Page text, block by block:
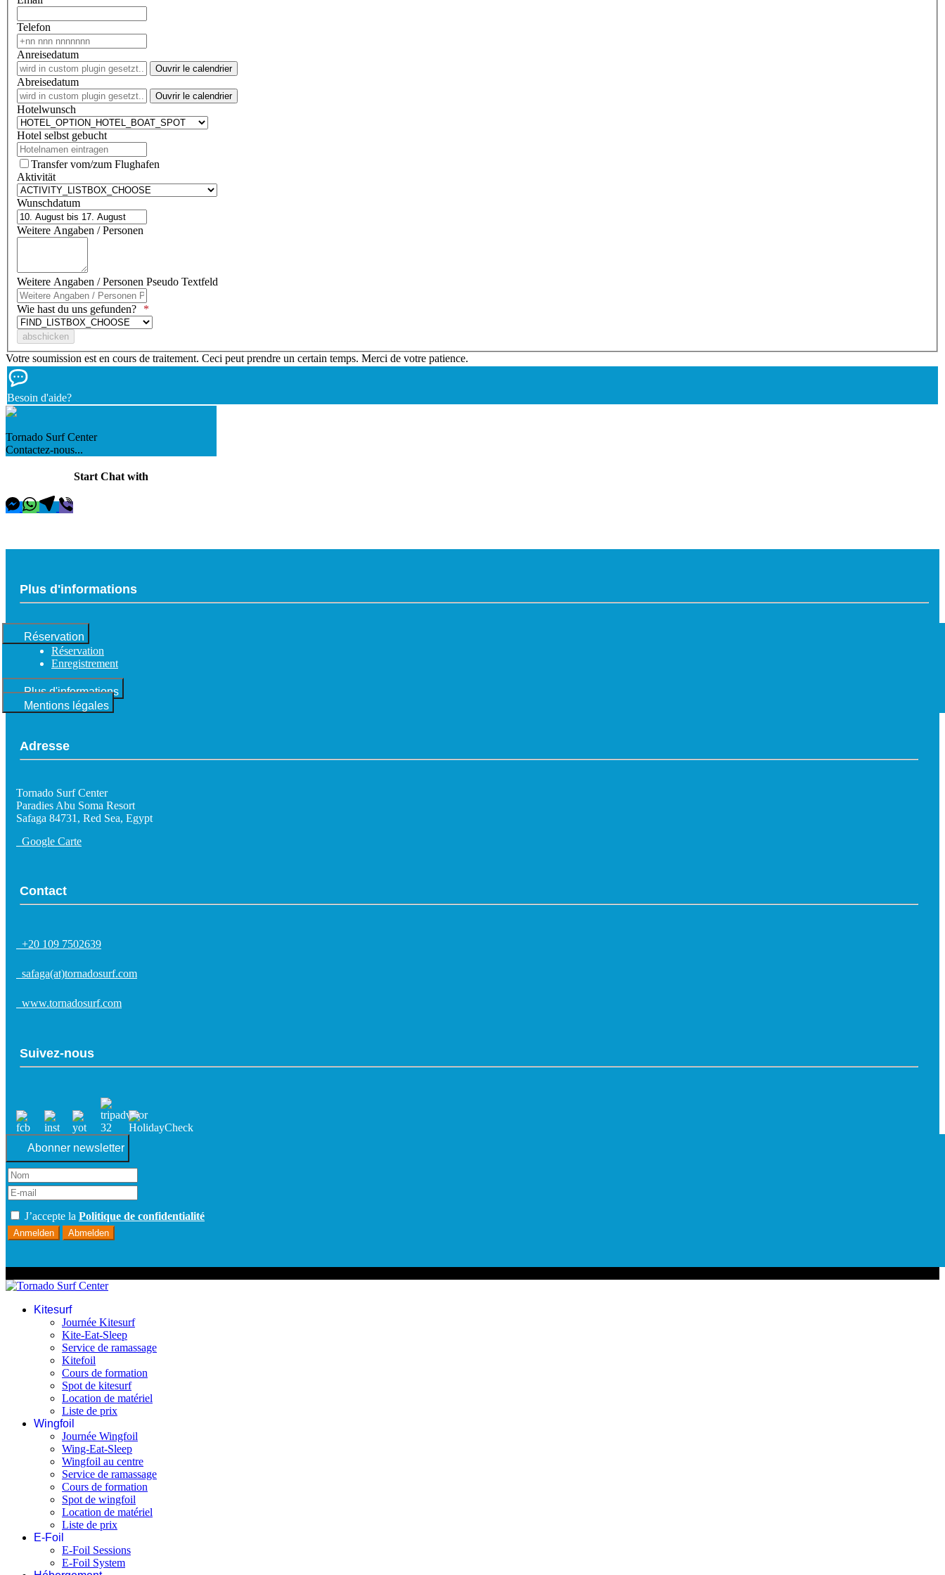
Telefon
Anreisedatum
Ouvrir le calendrier
Abreisedatum
Ouvrir le calendrier
Hotelwunsch
Hotel selbst gebucht
Transfer vom/zum Flughafen
Aktivität
Wunschdatum
Weitere Angaben / Personen
Weitere Angaben / Personen Pseudo Textfeld
Wie hast du uns gefunden?
Votre soumission est en cours de traitement. Ceci peut prendre un certain temps. Merci de votre patience.
Besoin d'aide?
Tornado Surf Center
Contactez-nous...
Start Chat with
Plus d'informations
Réservation
Réservation
Enregistrement
Plus d'informations
Mentions légales
Adresse
Tornado Surf Center
Paradies Abu Soma Resort
Safaga 84731, Red Sea, Egypt
Google Carte
Contact
+20 109 7502639
safaga(at)tornadosurf.com
www.tornadosurf.com
Suivez-nous
Abonner newsletter
J’accepte la Politique de confidentialité
Anmelden Abmelden
Kitesurf
Journée Kitesurf
Kite-Eat-Sleep
Service de ramassage
Kitefoil
Cours de formation
Spot de kitesurf
Location de matériel
Liste de prix
Wingfoil
Journée Wingfoil
Wing-Eat-Sleep
Wingfoil au centre
Service de ramassage
Cours de formation
Spot de wingfoil
Location de matériel
Liste de prix
E-Foil
E-Foil Sessions
E-Foil System